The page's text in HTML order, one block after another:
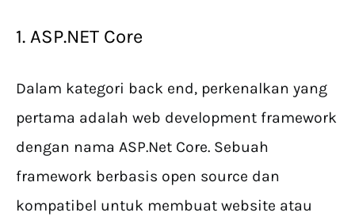
1. ASP.NET Core
Dalam kategori back end, perkenalkan yang
pertama adalah web development framework
dengan nama ASP.Net Core. Sebuah
framework berbasis open source dan
kompatibel untuk membuat website atau